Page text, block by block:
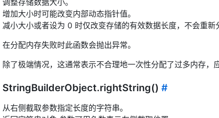
增加大小时可能改变内部动态指针值。
减小大小或者设为 0 时仅改变存储的有效数据长度，不会重
在分配内存失败时此函数会抛出异常。
除了极端情况，这通常表示不合理地一次性分配了过多内存
StringBuilderObject.rightString() #
从右侧截取参数指定长度的字符串。